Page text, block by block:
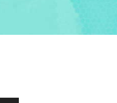
Programação